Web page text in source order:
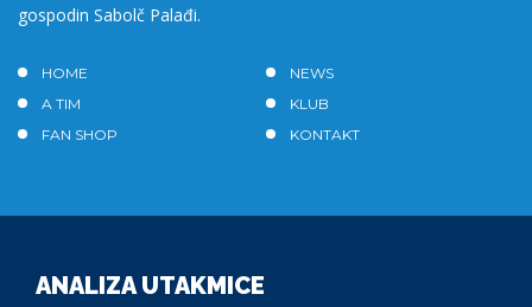
gospodin Sabolč Palađi.
HOME
NEWS
A TIM
KLUB
FAN SHOP
KONTAKT
ANALIZA UTAKMICE